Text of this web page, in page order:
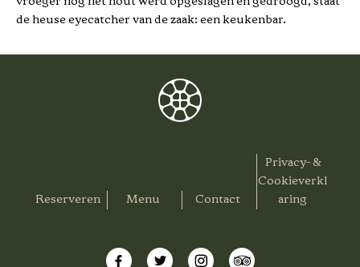
de heuse eyecatcher van de zaak: een keukenbar.
Reserveren Menu Contact
Privacy- &
Cookieverkl
aring